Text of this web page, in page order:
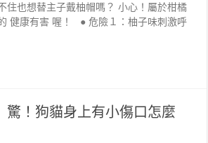
住也想替主子戴柚帽嗎？ 小心！屬於柑橘
健康有害 喔！ ● 危險１：柚子味刺激呼
驚！狗貓身上有小傷口怎麼